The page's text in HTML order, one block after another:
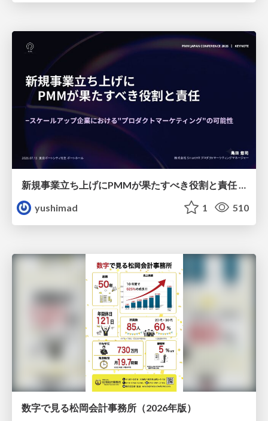
yushimad
1 510
数字で見る松岡会計事務所（2026年版）